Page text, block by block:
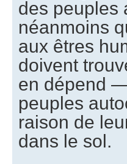
des peuples
néanmoins
aux êtres
doivent
en dépend
peuples
raison de
dans le sol.